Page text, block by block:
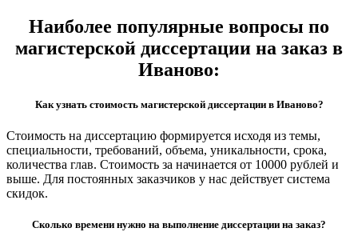
Наиболее популярные вопросы по
магистерской диссертации на заказ в
Иваново:
Как узнать стоимость магистерской диссертации в Иваново?
Стоимость на диссертацию формируется исходя из темы,
специальности, требований, объема, уникальности, срока,
количества глав. Стоимость за начинается от 10000 рублей и
выше. Для постоянных заказчиков у нас действует система
скидок.
Сколько времени нужно на выполнение диссертации на заказ?